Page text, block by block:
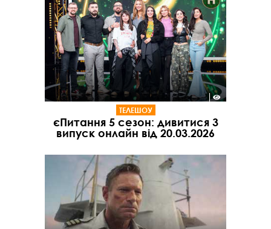
ТЕЛЕШОУ
єПитання 5 сезон: дивитися 3
випуск онлайн від 20.03.2026